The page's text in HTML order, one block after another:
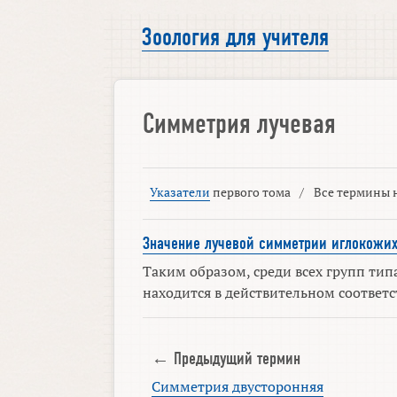
Зоология для учителя
Симметрия лучевая
Указатели первого тома / Все термины
Значение лучевой симметрии
Таким образом, среди всех групп
находится в действительном
← Предыдущий термин
Симметрия двусторонняя